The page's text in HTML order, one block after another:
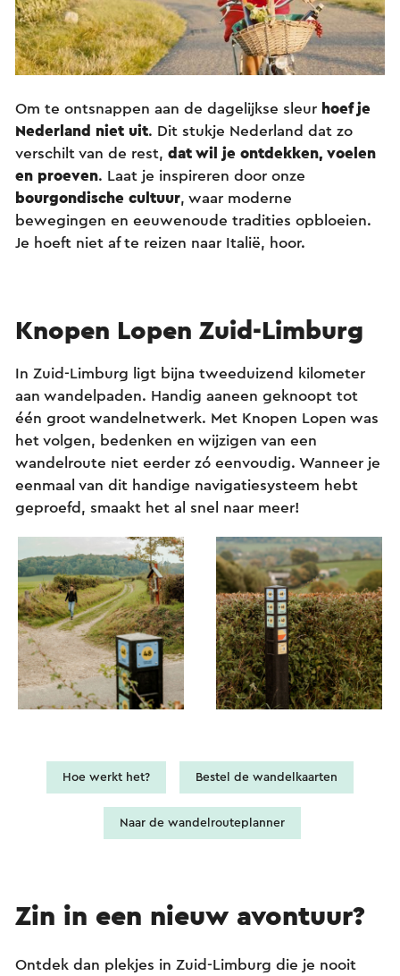
Om te ontsnappen aan de dagelijkse sleur hoef je
Nederland niet uit. Dit stukje Nederland dat zo
verschilt van de rest, dat wil je ontdekken, voelen
en proeven. Laat je inspireren door onze
bourgondische cultuur, waar moderne
bewegingen en eeuwenoude tradities opbloeien.
Je hoeft niet af te reizen naar Italië, hoor.
Knopen Lopen Zuid-Limburg
In Zuid-Limburg ligt bijna tweeduizend kilometer
aan wandelpaden. Handig aaneen geknoopt tot
één groot wandelnetwerk. Met Knopen Lopen was
het volgen, bedenken en wijzigen van een
wandelroute niet eerder zó eenvoudig. Wanneer je
eenmaal van dit handige navigatiesysteem hebt
geproefd, smaakt het al snel naar meer!
Hoe werkt het? Bestel de wandelkaarten
Naar de wandelrouteplanner
Zin in een nieuw avontuur?
Ontdek dan plekjes in Zuid-Limburg die je nooit